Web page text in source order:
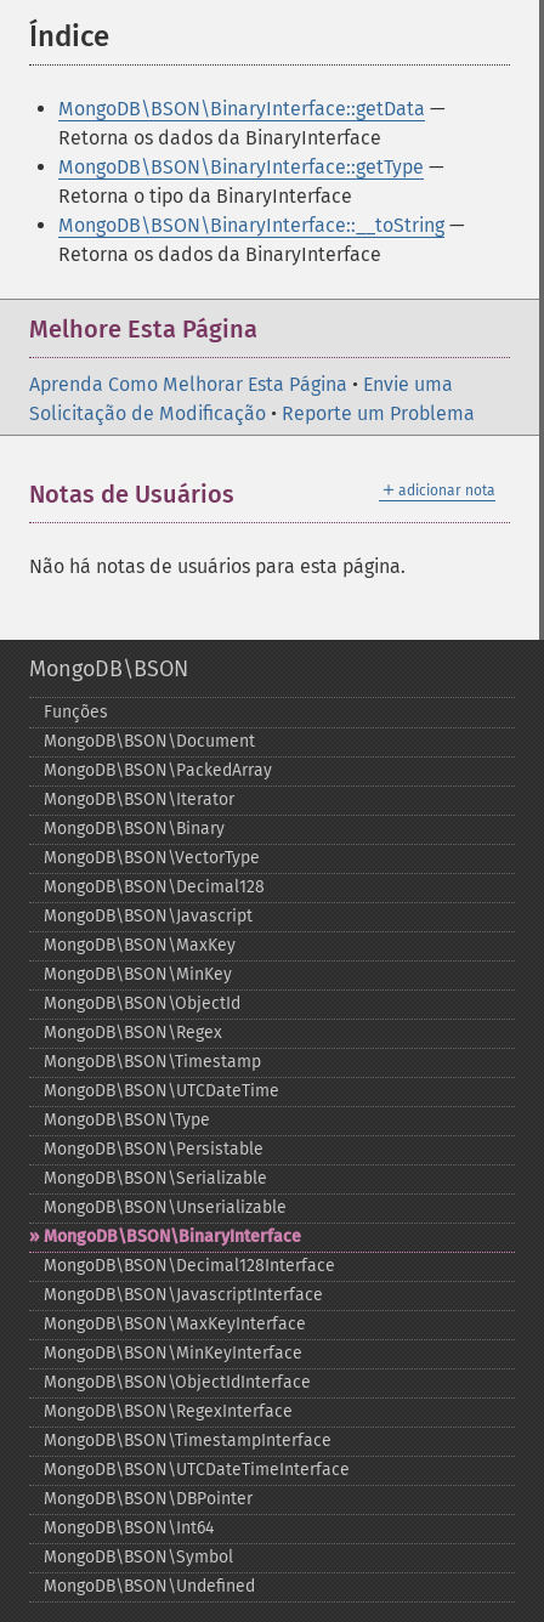
Índice
MongoDB\BSON\BinaryInterface::getData —
Retorna os dados da BinaryInterface
MongoDB\BSON\BinaryInterface::getType —
Retorna o tipo da BinaryInterface
MongoDB\BSON\BinaryInterface::__toString —
Retorna os dados da BinaryInterface
Melhore Esta Página
Aprenda Como Melhorar Esta Página • Envie uma
Solicitação de Modificação • Reporte um Problema
＋ adicionar nota
Notas de Usuários
Não há notas de usuários para esta página.
MongoDB\BSON
Funções
MongoDB\BSON\Document
MongoDB\BSON\PackedArray
MongoDB\BSON\Iterator
MongoDB\BSON\Binary
MongoDB\BSON\VectorType
MongoDB\BSON\Decimal128
MongoDB\BSON\Javascript
MongoDB\BSON\MaxKey
MongoDB\BSON\MinKey
MongoDB\BSON\ObjectId
MongoDB\BSON\Regex
MongoDB\BSON\Timestamp
MongoDB\BSON\UTCDateTime
MongoDB\BSON\Type
MongoDB\BSON\Persistable
MongoDB\BSON\Serializable
MongoDB\BSON\Unserializable
MongoDB\BSON\BinaryInterface
MongoDB\BSON\Decimal128Interface
MongoDB\BSON\JavascriptInterface
MongoDB\BSON\MaxKeyInterface
MongoDB\BSON\MinKeyInterface
MongoDB\BSON\ObjectIdInterface
MongoDB\BSON\RegexInterface
MongoDB\BSON\TimestampInterface
MongoDB\BSON\UTCDateTimeInterface
MongoDB\BSON\DBPointer
MongoDB\BSON\Int64
MongoDB\BSON\Symbol
MongoDB\BSON\Undefined